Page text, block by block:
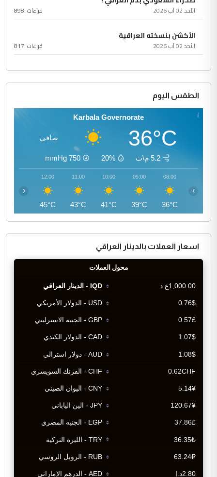
الأحد 02 آب 2026 قراءات :898
الأكشن بنسخته العراقية
الأحد 02 آب 2026 قراءات :817
الطقس اليوم
Karbala Governorate
36°C صافي
5.2 م\ث 20%
750
mmHg
08:00
36°C
09:00
39°C
10:00
41°C
11:00
43°C
12:00
45°C
‹ ›
اسعار العملات بالدينار العراقي